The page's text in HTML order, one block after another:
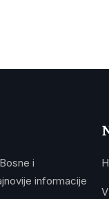
i
informacije